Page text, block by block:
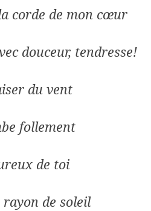
corde de mon cœur
douceur, tendresse!
du vent
follement
de toi
rayon de soleil